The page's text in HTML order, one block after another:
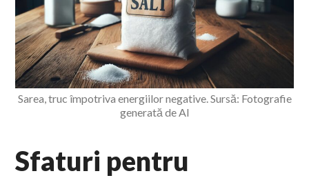
Sarea, truc împotriva energiilor negative. Sursă: Fotografie
generată de AI
Sfaturi pentru